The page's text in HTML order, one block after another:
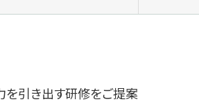
引き出す研修をご提案